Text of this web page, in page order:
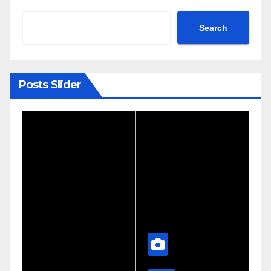
Search
Posts Slider